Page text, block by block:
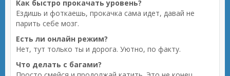
Как быстро прокачать уровень?
Ездишь и фоткаешь, прокачка сама идет, давай не
парить себе мозг.
Есть ли онлайн режим?
Нет, тут только ты и дорога. Уютно, по факту.
Что делать с багами?